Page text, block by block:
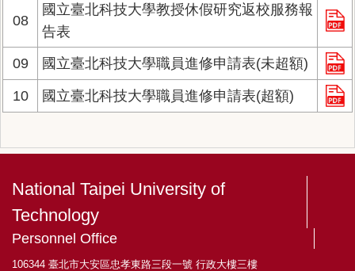
08
國立臺北科技大學教授休假研究返校服務報
告表
09
國立臺北科技大學職員進修申請表(未超額)
10 國立臺北科技大學職員進修申請表(超額)
National Taipei University of
Technology
Personnel Office
106344 臺北市大安區忠孝東路三段一號 行政大樓三樓